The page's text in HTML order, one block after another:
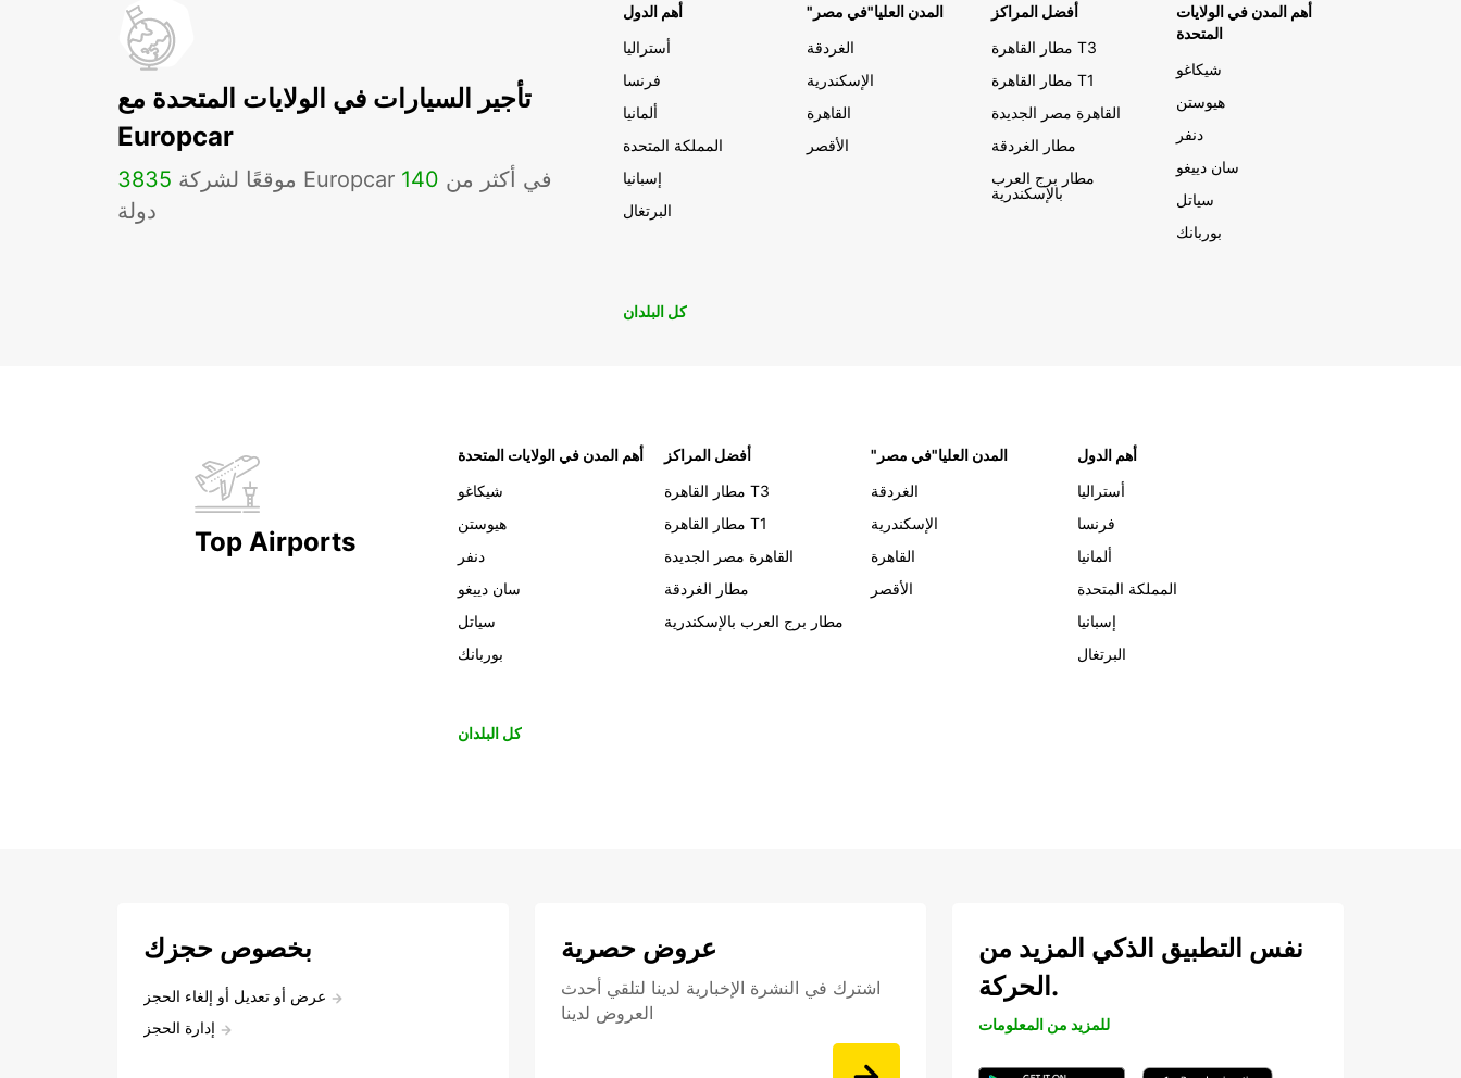
تأجير السيارات في الولايات المتحدة مع
Europcar
3835 موقعًا لشركة Europcar في أكثر من 140
دولة
أهم الدول
أستراليا
فرنسا
ألمانيا
المملكة المتحدة
إسبانيا
البرتغال
"المدن العليا"في مصر
الغردقة
الإسكندرية
القاهرة
الأقصر
أفضل المراكز
مطار القاهرة T3
مطار القاهرة T1
القاهرة مصر الجديدة
مطار الغردقة
مطار برج العرب
بالإسكندرية
أهم المدن في الولايات
المتحدة
شيكاغو
هيوستن
دنفر
سان دييغو
سياتل
بوربانك
كل البلدان
Top Airports
أهم المدن في الولايات المتحدة
شيكاغو
هيوستن
دنفر
سان دييغو
سياتل
بوربانك
أفضل المراكز
مطار القاهرة T3
مطار القاهرة T1
القاهرة مصر الجديدة
مطار الغردقة
مطار برج العرب بالإسكندرية
"المدن العليا"في مصر
الغردقة
الإسكندرية
القاهرة
الأقصر
أهم الدول
أستراليا
فرنسا
ألمانيا
المملكة المتحدة
إسبانيا
البرتغال
كل البلدان
بخصوص حجزك
عرض أو تعديل أو إلغاء الحجز
إدارة الحجز
عروض حصرية
اشترك في النشرة الإخبارية لدينا لتلقي أحدث
العروض لدينا
نفس التطبيق الذكي المزيد من
الحركة.
للمزيد من المعلومات